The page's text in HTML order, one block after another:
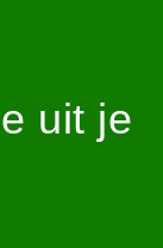
uit je